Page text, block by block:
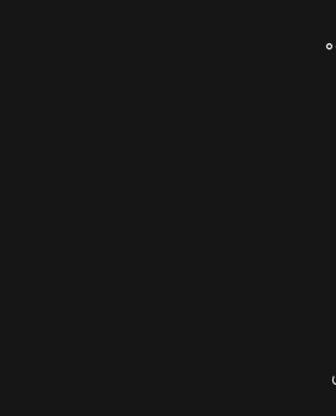
امکان انتخاب پرداخت در محل
آسان و بدون ضامن امکان‌پذیر
تمامی محصولات ارائه می‌شود.